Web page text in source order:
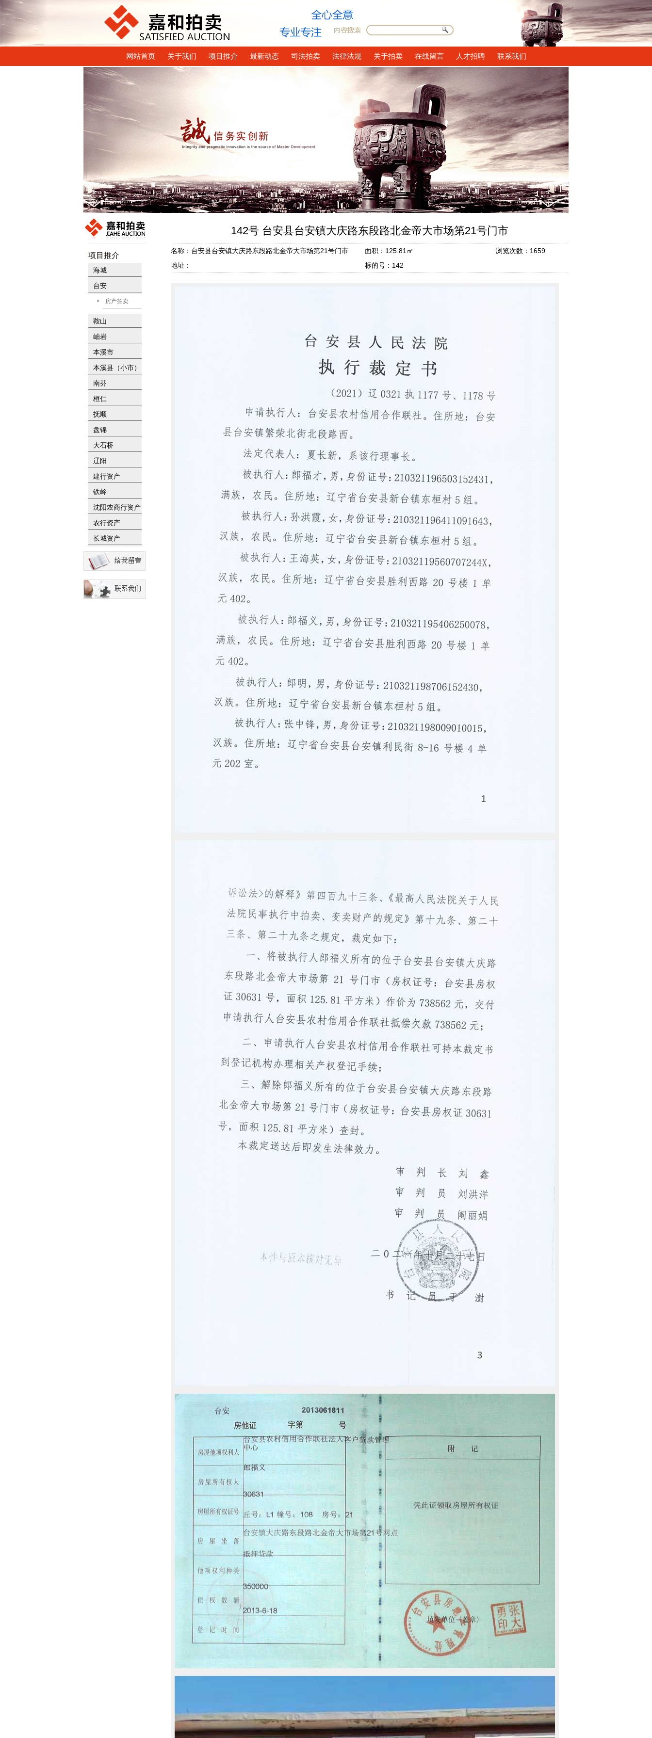
网站首页 关于我们 项目推介 最新动态 司法拍卖 法律法规 关于拍卖 在线留言 人才招聘 联系我们
项目推介
海城
台安
房产拍卖
鞍山
岫岩
本溪市
本溪县（小市）
南芬
桓仁
抚顺
盘锦
大石桥
辽阳
建行资产
铁岭
沈阳农商行资产
农行资产
长城资产
142号 台安县台安镇大庆路东段路北金帝大市场第21号门市
名称：台安县台安镇大庆路东段路北金帝大市场第21号门市 面积：125.81㎡
浏览次数：1659
地址：
标的号：142